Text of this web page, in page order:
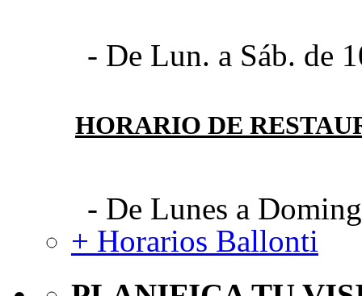
- De Lun. a Sáb. de
HORARIO DE
- De Lunes a
+ Horarios Ballonti